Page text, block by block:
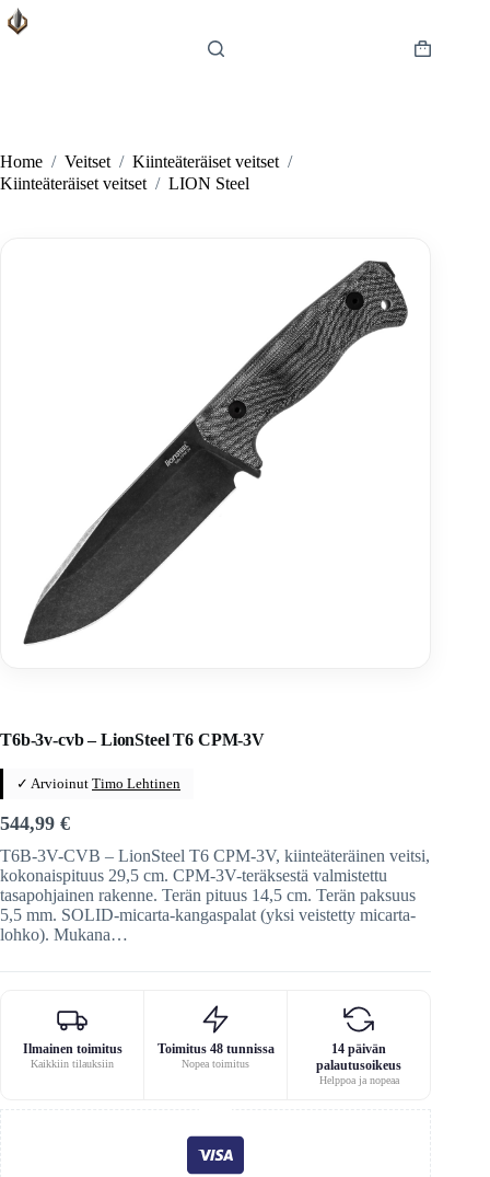
Skip
to
Shopping
Home / Veitset / Kiinteäteräiset veitset /
Kiinteäteräiset veitset / LION Steel
T6b-3v-cvb – LionSteel T6 CPM-3V
✓ Arvioinut Timo Lehtinen
544,99 €
T6B-3V-CVB – LionSteel T6 CPM-3V, kiinteäteräinen veitsi,
kokonaispituus 29,5 cm. CPM-3V-teräksestä valmistettu
tasapohjainen rakenne. Terän pituus 14,5 cm. Terän paksuus
5,5 mm. SOLID-micarta-kangaspalat (yksi veistetty micarta-
lohko). Mukana…
Ilmainen toimitus
Kaikkiin tilauksiin
Toimitus 48 tunnissa
Nopea toimitus
14 päivän
palautusoikeus
Helppoa ja nopeaa